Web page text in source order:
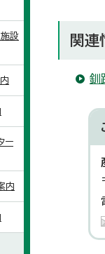
関連
釧
設
ー
内